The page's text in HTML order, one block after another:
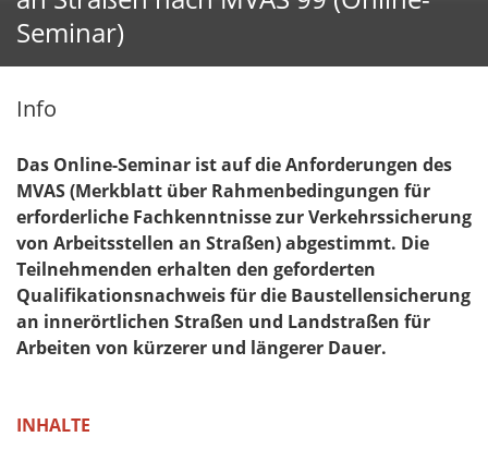
Seminar)
Info
Das Online-Seminar ist auf die Anforderungen des
MVAS (Merkblatt über Rahmenbedingungen für
erforderliche Fachkenntnisse zur Verkehrssicherung
von Arbeitsstellen an Straßen) abgestimmt. Die
Teilnehmenden erhalten den geforderten
Qualifikationsnachweis für die Baustellensicherung
an innerörtlichen Straßen und Landstraßen für
Arbeiten von kürzerer und längerer Dauer.
INHALTE